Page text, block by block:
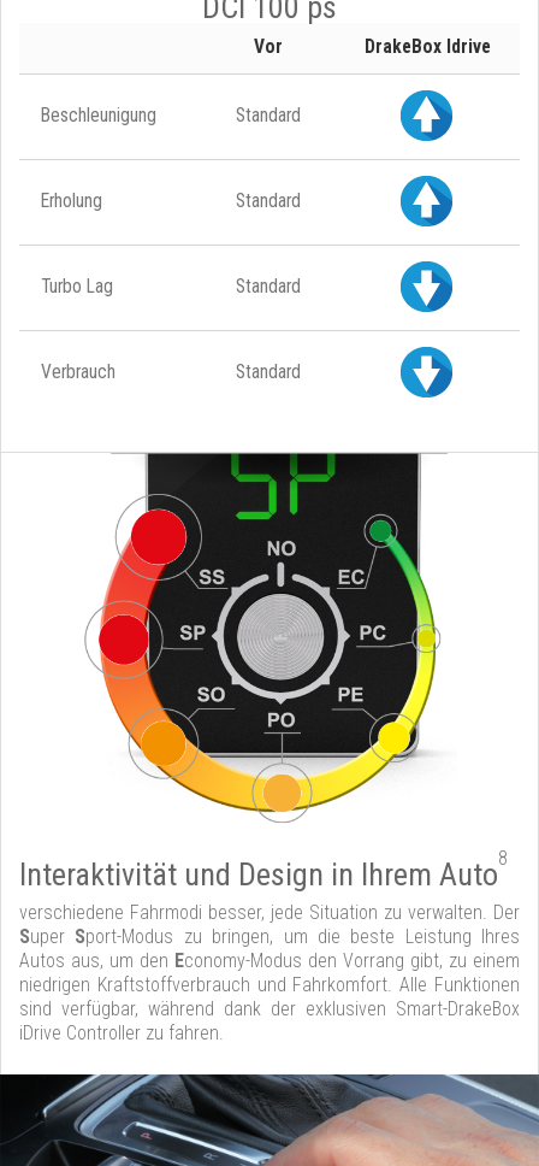
Vor DrakeBox Idrive
Beschleunigung Standard
Erholung Standard
Turbo Lag Standard
Verbrauch Standard
Interaktivität und Design in Ihrem Auto8
verschiedene Fahrmodi besser, jede Situation zu verwalten. Der
Super Sport-Modus zu bringen, um die beste Leistung Ihres
Autos aus, um den Economy-Modus den Vorrang gibt, zu einem
niedrigen Kraftstoffverbrauch und Fahrkomfort. Alle Funktionen
sind verfügbar, während dank der exklusiven Smart-DrakeBox
iDrive Controller zu fahren.